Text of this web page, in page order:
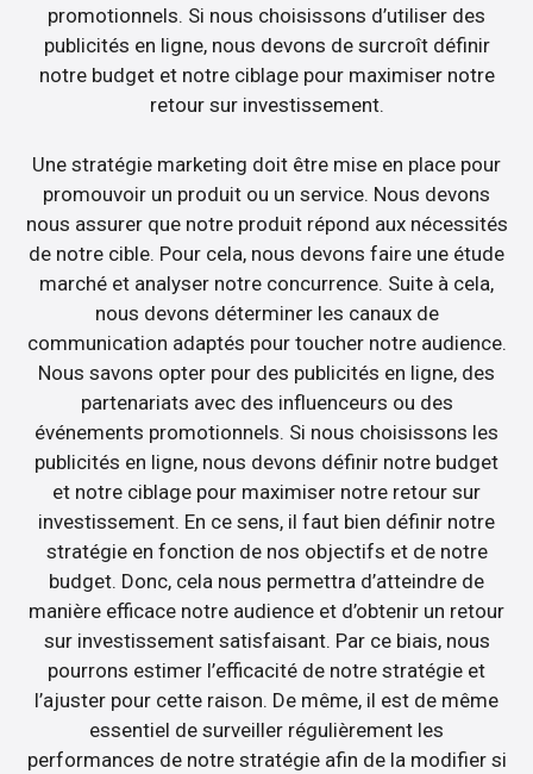
promotionnels. Si nous choisissons d’utiliser des
publicités en ligne, nous devons de surcroît définir
notre budget et notre ciblage pour maximiser notre
retour sur investissement.
Une stratégie marketing doit être mise en place pour
promouvoir un produit ou un service. Nous devons
nous assurer que notre produit répond aux nécessités
de notre cible. Pour cela, nous devons faire une étude
marché et analyser notre concurrence. Suite à cela,
nous devons déterminer les canaux de
communication adaptés pour toucher notre audience.
Nous savons opter pour des publicités en ligne, des
partenariats avec des influenceurs ou des
événements promotionnels. Si nous choisissons les
publicités en ligne, nous devons définir notre budget
et notre ciblage pour maximiser notre retour sur
investissement. En ce sens, il faut bien définir notre
stratégie en fonction de nos objectifs et de notre
budget. Donc, cela nous permettra d’atteindre de
manière efficace notre audience et d’obtenir un retour
sur investissement satisfaisant. Par ce biais, nous
pourrons estimer l’efficacité de notre stratégie et
l’ajuster pour cette raison. De même, il est de même
essentiel de surveiller régulièrement les
performances de notre stratégie afin de la modifier si